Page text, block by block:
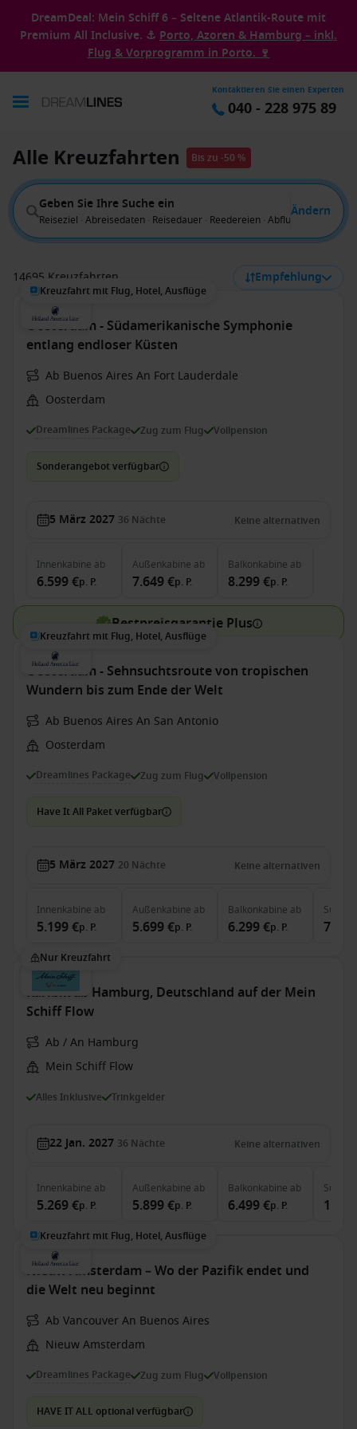
DreamDeal: Mein Schiff 6 – Seltene Atlantik-Route mit
Premium All Inclusive. ⚓ Porto, Azoren & Hamburg – inkl.
Flug & Vorprogramm in Porto. 🍷
Kontaktieren Sie einen Experten
040 - 228 975 89
Alle Kreuzfahrten Bis zu -50 %
Geben Sie Ihre Suche ein
Reiseziel · Abreisedaten · Reisedauer · Reedereien · Abflug von
Ändern
14695 Kreuzfahrten Empfehlung
Kreuzfahrt mit Flug, Hotel, Ausflüge
Oosterdam - Südamerikanische Symphonie
entlang endloser Küsten
Ab Buenos Aires An Fort Lauderdale
Oosterdam
Dreamlines Package Zug zum Flug Vollpension
Sonderangebot verfügbar
5 März 2027 36 Nächte Keine alternativen
Innenkabine ab
6.599 €p. P.
Außenkabine ab
7.649 €p. P.
Balkonkabine ab
8.299 €p. P.
Bestpreisgarantie Plus
Kreuzfahrt mit Flug, Hotel, Ausflüge
Oosterdam - Sehnsuchtsroute von tropischen
Wundern bis zum Ende der Welt
Ab Buenos Aires An San Antonio
Oosterdam
Dreamlines Package Zug zum Flug Vollpension
Have It All Paket verfügbar
5 März 2027 20 Nächte Keine alternativen
Innenkabine ab
5.199 €p. P.
Außenkabine ab
5.699 €p. P.
Balkonkabine ab
6.299 €p. P.
Suite
Nur Kreuzfahrt
Karibik ab Hamburg, Deutschland auf der Mein
Schiff Flow
Ab / An Hamburg
Mein Schiff Flow
Alles Inklusive Trinkgelder
22 Jan. 2027 36 Nächte Keine alternativen
Innenkabine ab
5.269 €p. P.
Außenkabine ab
5.899 €p. P.
Balkonkabine ab
6.499 €p. P.
Suite
Kreuzfahrt mit Flug, Hotel, Ausflüge
Nieuw Amsterdam – Wo der Pazifik endet und
die Welt neu beginnt
Ab Vancouver An Buenos Aires
Nieuw Amsterdam
Dreamlines Package Zug zum Flug Vollpension
HAVE IT ALL optional verfügbar